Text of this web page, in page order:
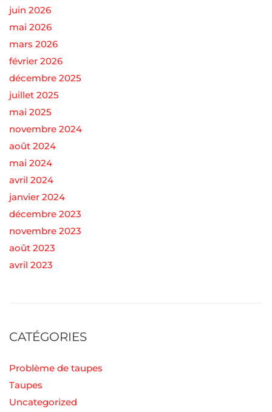
juin 2026
mai 2026
mars 2026
février 2026
décembre 2025
juillet 2025
mai 2025
novembre 2024
août 2024
mai 2024
avril 2024
janvier 2024
décembre 2023
novembre 2023
août 2023
avril 2023
CATÉGORIES
Problème de taupes
Taupes
Uncategorized